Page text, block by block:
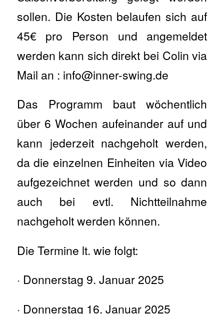
sollen. Die Kosten belaufen sich auf
45€ pro Person und angemeldet
werden kann sich direkt bei Colin via
Mail an : info@inner-swing.de
Das Programm baut wöchentlich
über 6 Wochen aufeinander auf und
kann jederzeit nachgeholt werden,
da die einzelnen Einheiten via Video
aufgezeichnet werden und so dann
auch bei evtl. Nichtteilnahme
nachgeholt werden können.
Die Termine lt. wie folgt:
· Donnerstag 9. Januar 2025
· Donnerstag 16. Januar 2025